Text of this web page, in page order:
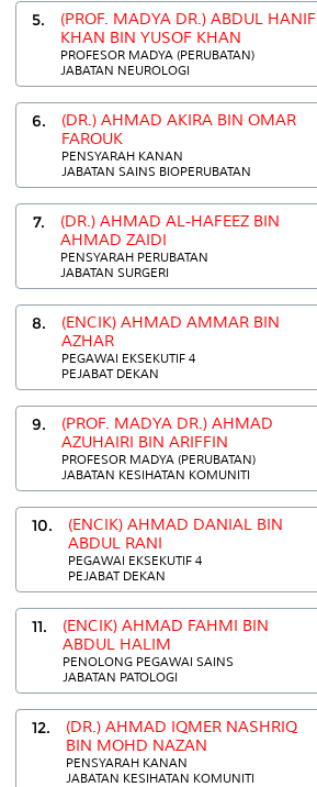
5.
(PROF. MADYA DR.) ABDUL HANIF
KHAN BIN YUSOF KHAN
PROFESOR MADYA (PERUBATAN)
JABATAN NEUROLOGI
6.
(DR.) AHMAD AKIRA BIN OMAR
FAROUK
PENSYARAH KANAN
JABATAN SAINS BIOPERUBATAN
7.
(DR.) AHMAD AL-HAFEEZ BIN
AHMAD ZAIDI
PENSYARAH PERUBATAN
JABATAN SURGERI
8.
(ENCIK) AHMAD AMMAR BIN
AZHAR
PEGAWAI EKSEKUTIF 4
PEJABAT DEKAN
9.
(PROF. MADYA DR.) AHMAD
AZUHAIRI BIN ARIFFIN
PROFESOR MADYA (PERUBATAN)
JABATAN KESIHATAN KOMUNITI
10.
(ENCIK) AHMAD DANIAL BIN
ABDUL RANI
PEGAWAI EKSEKUTIF 4
PEJABAT DEKAN
11.
(ENCIK) AHMAD FAHMI BIN
ABDUL HALIM
PENOLONG PEGAWAI SAINS
JABATAN PATOLOGI
12.
(DR.) AHMAD IQMER NASHRIQ
BIN MOHD NAZAN
PENSYARAH KANAN
JABATAN KESIHATAN KOMUNITI